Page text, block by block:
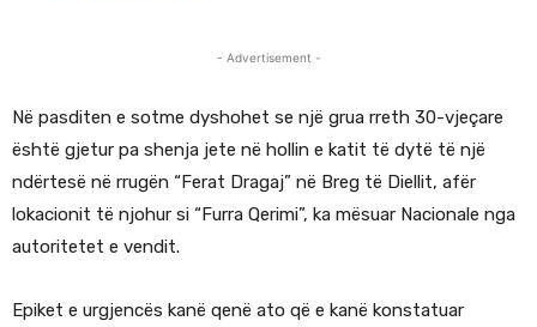
- Advertisement -
Në pasditen e sotme dyshohet se një grua rreth 30-vjeçare
është gjetur pa shenja jete në hollin e katit të dytë të një
ndërtesë në rrugën “Ferat Dragaj” në Breg të Diellit, afër
lokacionit të njohur si “Furra Qerimi”, ka mësuar Nacionale nga
autoritetet e vendit.
Epiket e urgjencës kanë qenë ato që e kanë konstatuar